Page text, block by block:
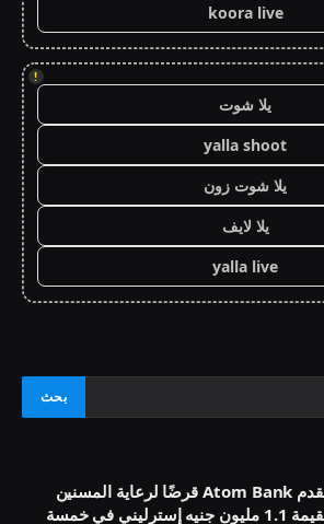
koora live
!
يلا شوت
yalla shoot
يلا شوت زون
يلا لايف
yalla live
يقدم Atom Bank قرضًا لرعاية المسنين
بقيمة 1.1 مليون جنيه إسترليني في خمسة